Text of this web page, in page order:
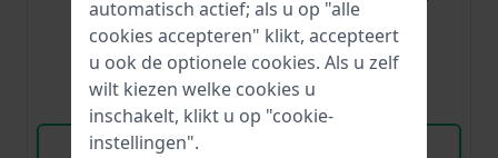
band
€ 54,-
● Op voorraad
Vergelijk
Bekijk Product
functionality'
€ 99,-
● Op voorraad
automatisch actief; als u op "alle
cookies accepteren" klikt, accepteert
u ook de optionele cookies. Als u zelf
wilt kiezen welke cookies u
inschakelt, klikt u op "cookie-
instellingen".